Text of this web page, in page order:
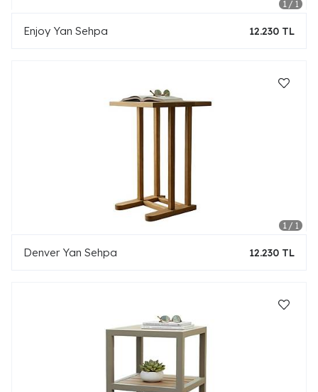
Enjoy Yan Sehpa 12.230 TL
Denver Yan Sehpa 12.230 TL